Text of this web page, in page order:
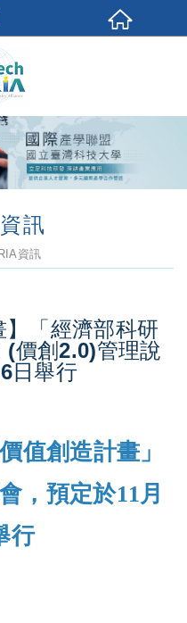
訊
資訊
】「經濟部科研
(價創2.0)管理說
日舉行
值創造計畫」
，預定於11月
行